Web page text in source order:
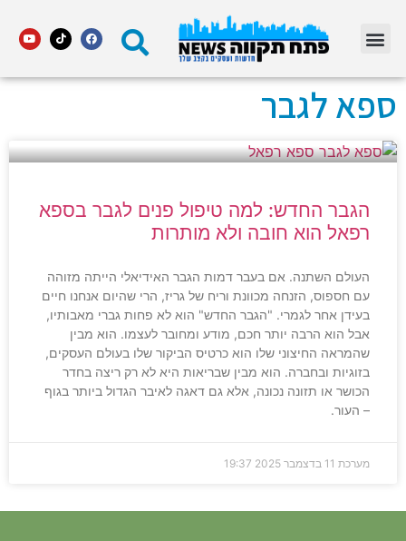
ספא לגבר
הגבר החדש: למה טיפול פנים לגבר בספא
רפאל הוא חובה ולא מותרות
העולם השתנה. אם בעבר דמות הגבר האידיאלי הייתה מזוהה
עם חספוס, הזנחה מכוונת וריח של גריז, הרי שהיום אנחנו חיים
בעידן אחר לגמרי. "הגבר החדש" הוא לא פחות גברי מאבותיו,
אבל הוא הרבה יותר חכם, מודע ומחובר לעצמו. הוא מבין
שהמראה החיצוני שלו הוא כרטיס הביקור שלו בעולם העסקים,
בזוגיות ובחברה. הוא מבין שבריאות היא לא רק ריצה בחדר
הכושר או תזונה נכונה, אלא גם דאגה לאיבר הגדול ביותר בגוף
– העור.
מערכת 11 בדצמבר 2025 19:37